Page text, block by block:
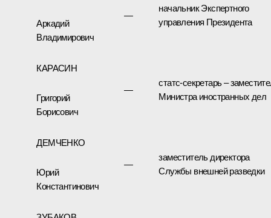
Аркадий
Владимирович
—
начальник Экспертного
управления Президента
КАРАСИН
Григорий
Борисович
—
статс-секретарь –
Министра иностранных дел
ДЕМЧЕНКО
Юрий
Константинович
—
заместитель директора
Службы внешней разведки